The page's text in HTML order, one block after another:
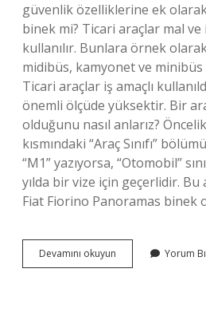
güvenlik özelliklerine ek
binek mi? Ticari araçlar mal ve
kullanılır. Bunlara örnek
midibüs, kamyonet ve
Ticari araçlar iş amaçlı
önemli ölçüde yüksektir. Bir
olduğunu nasıl anlarız?
kısmındaki “Araç Sınıfı”
“M1” yazıyorsa, “Otomobil”
yılda bir vize için geçerlidir.
Fiat Fiorino Panoramas
Devamını okuyun
Ranger
Yorum